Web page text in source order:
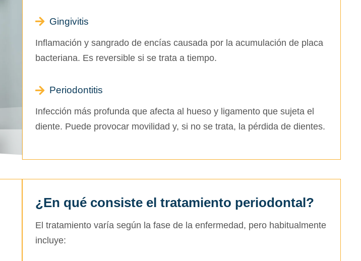
Gingivitis
Inflamación y sangrado de encías causada por la acumulación de placa
bacteriana. Es reversible si se trata a tiempo.
Periodontitis
Infección más profunda que afecta al hueso y ligamento que sujeta el
diente. Puede provocar movilidad y, si no se trata, la pérdida de dientes.
¿En qué consiste el tratamiento periodontal?
El tratamiento varía según la fase de la enfermedad, pero habitualmente
incluye: